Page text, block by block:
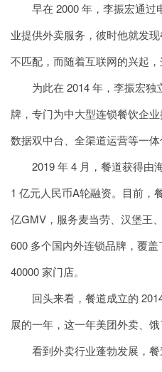
早在 2000 年，李振宏通过
业提供外卖服务，彼时他就发
不匹配，而随着互联网的兴起，
为此在 2014 年，李振宏独
牌，专门为中大型连锁餐饮企
数据双中台、全渠道运营等一体
2019 年 4 月，餐道获得由
1 亿元人民币A轮融资。目前，
亿GMV，服务麦当劳、汉堡王
600 多个国内外连锁品牌，覆
40000 家门店。
回头来看，餐道成立的
展的一年，这一年美团外卖、
看到外卖行业蓬勃发展，餐